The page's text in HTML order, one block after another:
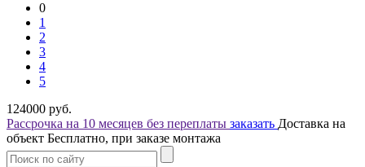
0
1
2
3
4
5
124000 руб.
Рассрочка на 10 месяцев без переплаты заказать Доставка на
объект Бесплатно, при заказе монтажа